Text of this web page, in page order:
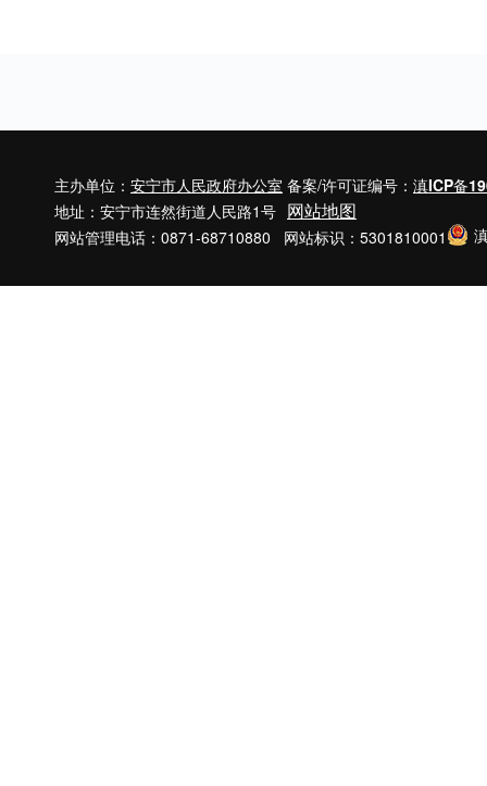
主办单位： 安宁市人民政府办公室 备案/许可证编号： 滇ICP备
地址：安宁市连然街道人民路1号 网站地图
网站管理电话：0871-68710880 网站标识：5301810001